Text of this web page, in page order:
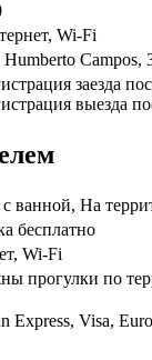
Wi-Fi
Campos,
заезда
выезда
ванной, На
бесплатно
Wi-Fi
прогулки по
Express, Visa,